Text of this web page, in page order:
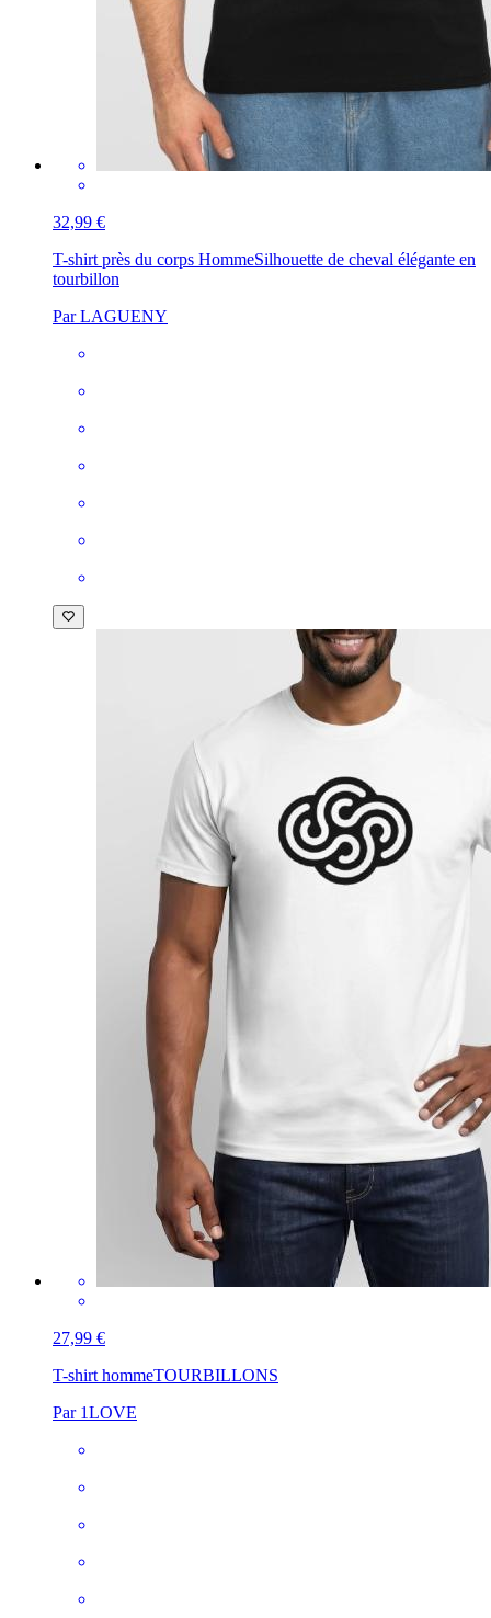
32,99 €
T-shirt près du corps HommeSilhouette de cheval élégante en
tourbillon
Par LAGUENY
27,99 €
T-shirt hommeTOURBILLONS
Par 1LOVE